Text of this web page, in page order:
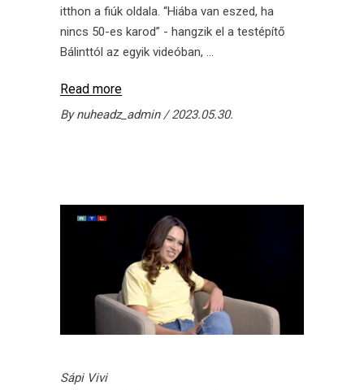
itthon a fiúk oldala. “Hiába van eszed, ha
nincs 50-es karod” - hangzik el a testépítő
Bálinttól az egyik videóban,
Read more
Bynuheadz_admin 2023.05.30.
Sápi Vivi